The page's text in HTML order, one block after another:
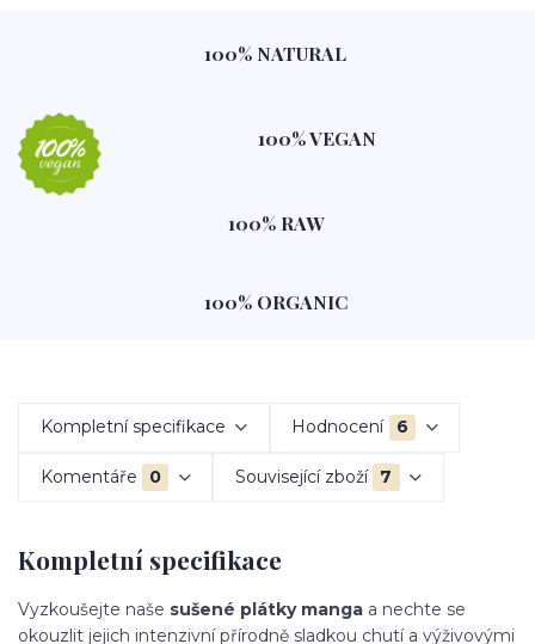
100% NATURAL
100% VEGAN
100% RAW
100% ORGANIC
Kompletní specifikace Hodnocení 6
Komentáře 0 Související zboží 7
Kompletní specifikace
Vyzkoušejte naše sušené plátky manga a nechte se
okouzlit jejich intenzivní přírodně sladkou chutí a výživovými